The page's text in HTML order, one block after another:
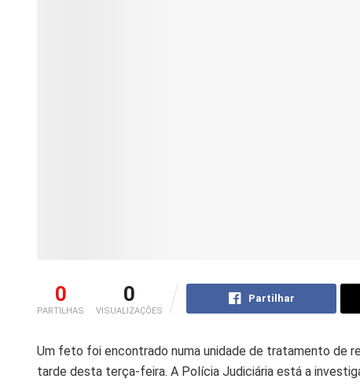
0
PARTILHAS
0
VISUALIZAÇÕES
Partilhar
Um feto foi encontrado numa unidade de tratamento de
tarde desta terça-feira. A Polícia Judiciária está a